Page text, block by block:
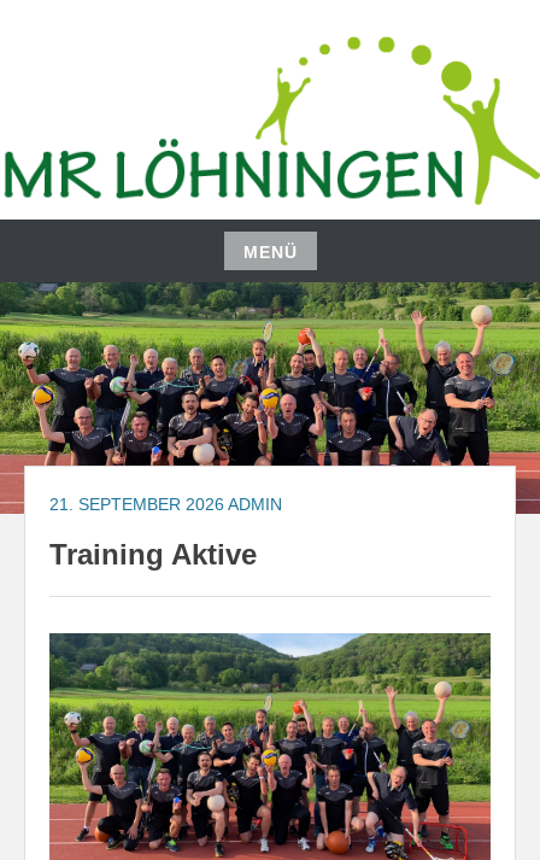
MENÜ
Zum
Inhalt
springen
21. SEPTEMBER 2026 ADMIN
Training Aktive